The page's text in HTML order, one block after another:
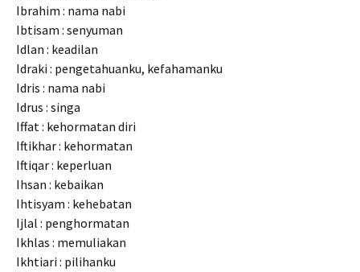
Ibrahim : nama nabi
Ibtisam : senyuman
Idlan : keadilan
Idraki : pengetahuanku, kefahamanku
Idris : nama nabi
Idrus : singa
Iffat : kehormatan diri
Iftikhar : kehormatan
Iftiqar : keperluan
Ihsan : kebaikan
Ihtisyam : kehebatan
Ijlal : penghormatan
Ikhlas : memuliakan
Ikhtiari : pilihanku